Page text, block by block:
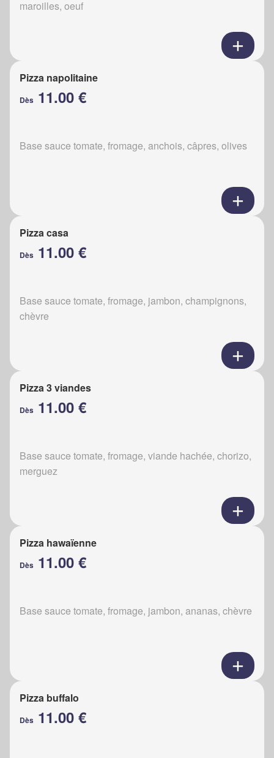
maroilles, oeuf
Pizza napolitaine
Dès 11.00 €
Base sauce tomate, fromage, anchois, câpres, olives
Pizza casa
Dès 11.00 €
Base sauce tomate, fromage, jambon, champignons,
chèvre
Pizza 3 viandes
Dès 11.00 €
Base sauce tomate, fromage, viande hachée, chorizo,
merguez
Pizza hawaïenne
Dès 11.00 €
Base sauce tomate, fromage, jambon, ananas, chèvre
Pizza buffalo
Dès 11.00 €